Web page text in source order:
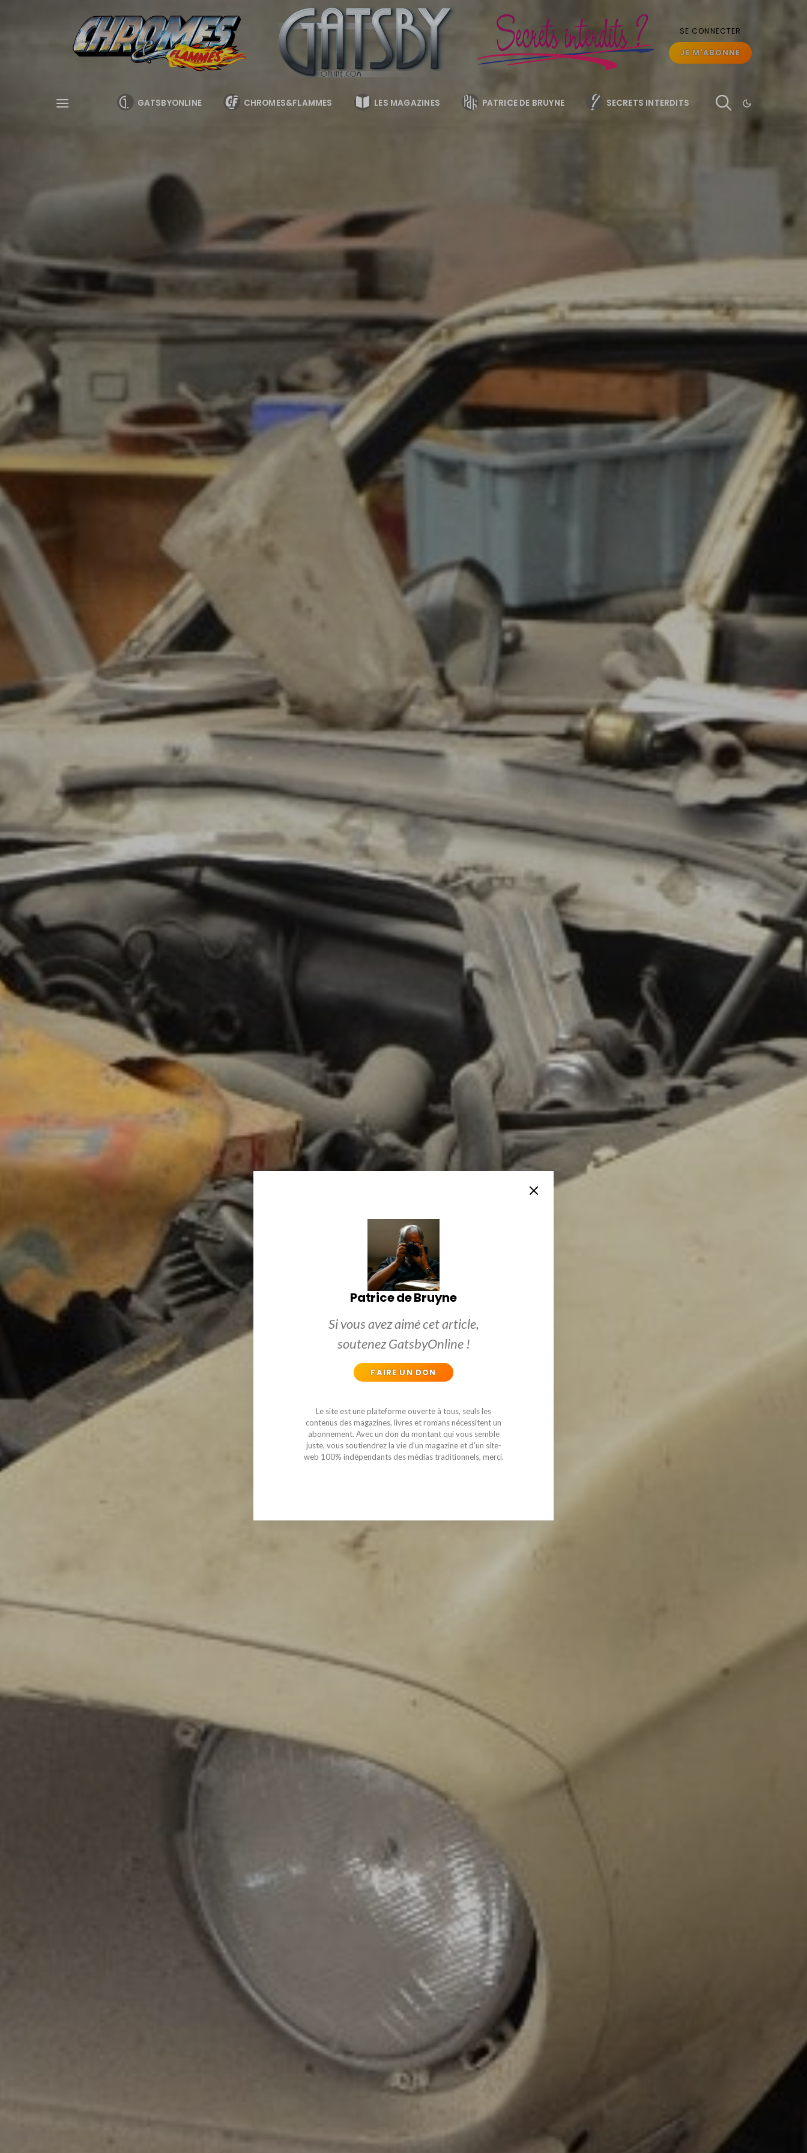
SE CONNECTER
JE M'ABONNE
GATSBYONLINE CHROMES&FLAMMES LES MAGAZINES PATRICE DE BRUYNE SECRETS INTERDITS
Patrice de Bruyne
Si vous avez aimé cet article,
soutenez GatsbyOnline !
FAIRE UN DON
Le site est une plateforme ouverte à tous, seuls les
contenus des magazines, livres et romans nécessitent un
abonnement. Avec un don du montant qui vous semble
juste, vous soutiendrez la vie d'un magazine et d'un site-
web 100% indépendants des médias traditionnels, merci.